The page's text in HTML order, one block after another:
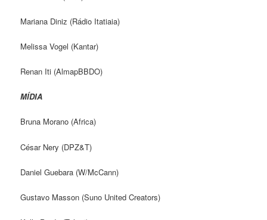
Mariana Diniz (Rádio Itatiaia)
Melissa Vogel (Kantar)
Renan Iti (AlmapBBDO)
MÍDIA
Bruna Morano (Africa)
César Nery (DPZ&T)
Daniel Guebara (W/McCann)
Gustavo Masson (Suno United Creators)